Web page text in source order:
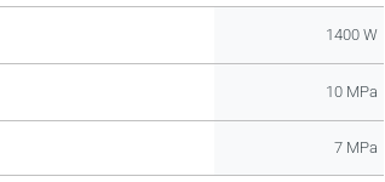
1400 W
10 MPa
7 MPa